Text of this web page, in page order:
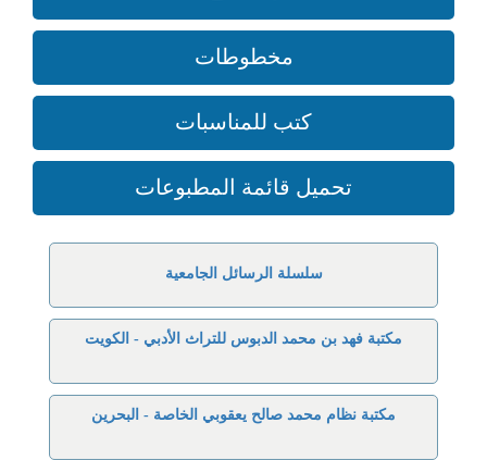
مخطوطات
كتب للمناسبات
تحميل قائمة المطبوعات
سلسلة الرسائل الجامعية
مكتبة فهد بن محمد الدبوس للتراث الأدبي - الكويت
مكتبة نظام محمد صالح يعقوبي الخاصة - البحرين